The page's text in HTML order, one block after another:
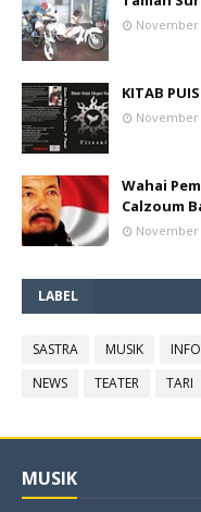
November
KITAB
November
Wahai
Calzoum
November
LABEL
SASTRA MUSIK
NEWS
TEATER TARI
MUSIK